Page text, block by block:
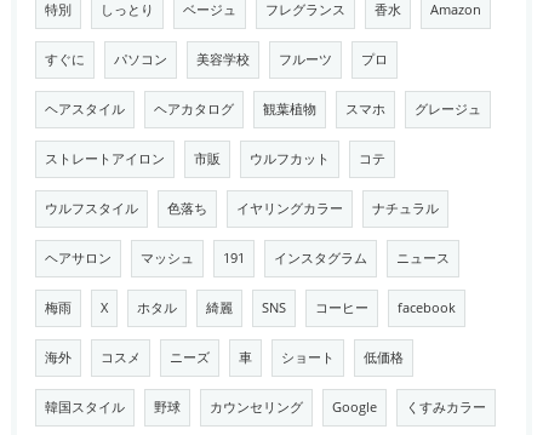
特別 しっとり ベージュ フレグランス 香水 Amazon
すぐに パソコン 美容学校 フルーツ プロ
ヘアスタイル ヘアカタログ 観葉植物 スマホ グレージュ
ストレートアイロン 市販 ウルフカット コテ
ウルフスタイル 色落ち イヤリングカラー ナチュラル
ヘアサロン マッシュ 191 インスタグラム ニュース
梅雨 X ホタル 綺麗 SNS コーヒー facebook
海外 コスメ ニーズ 車 ショート 低価格
韓国スタイル 野球 カウンセリング Google くすみカラー